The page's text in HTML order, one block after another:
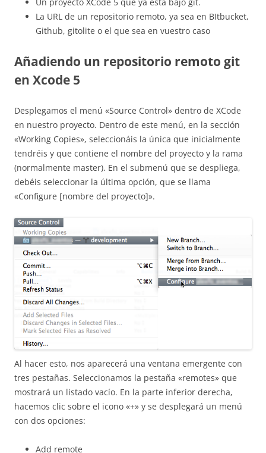
La URL de un repositorio remoto, ya sea en BItbucket,
Github, gitolite o el que sea en vuestro caso
Añadiendo un repositorio remoto git
en Xcode 5
Desplegamos el menú «Source Control» dentro de XCode
en nuestro proyecto. Dentro de este menú, en la sección
«Working Copies», seleccionáis la única que inicialmente
tendréis y que contiene el nombre del proyecto y la rama
(normalmente master). En el submenú que se despliega,
debéis seleccionar la última opción, que se llama
«Configure [nombre del proyecto]».
Al hacer esto, nos aparecerá una ventana emergente con
tres pestañas. Seleccionamos la pestaña «remotes» que
mostrará un listado vacío. En la parte inferior derecha,
hacemos clic sobre el icono «+» y se desplegará un menú
con dos opciones:
Add remote